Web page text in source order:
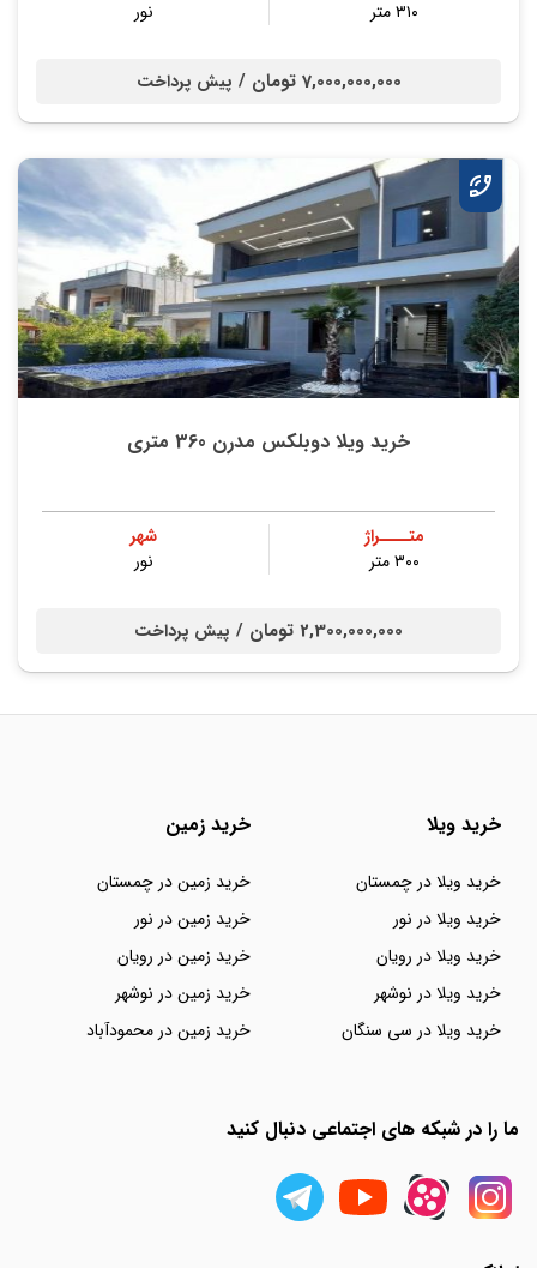
۳۱۰ متر
نور
7,000,000,000 تومان / پیش پرداخت
خرید ویلا دوبلکس مدرن 360 متری
متــــراژ
۳۰۰ متر
شهر
نور
2,300,000,000 تومان / پیش پرداخت
خرید ویلا
خرید ویلا در چمستان
خرید ویلا در نور
خرید ویلا در رویان
خرید ویلا در نوشهر
خرید ویلا در سی سنگان
خرید زمین
خرید زمین در چمستان
خرید زمین در نور
خرید زمین در رویان
خرید زمین در نوشهر
خرید زمین در محمودآباد
ما را در شبکه های اجتماعی دنبال کنید